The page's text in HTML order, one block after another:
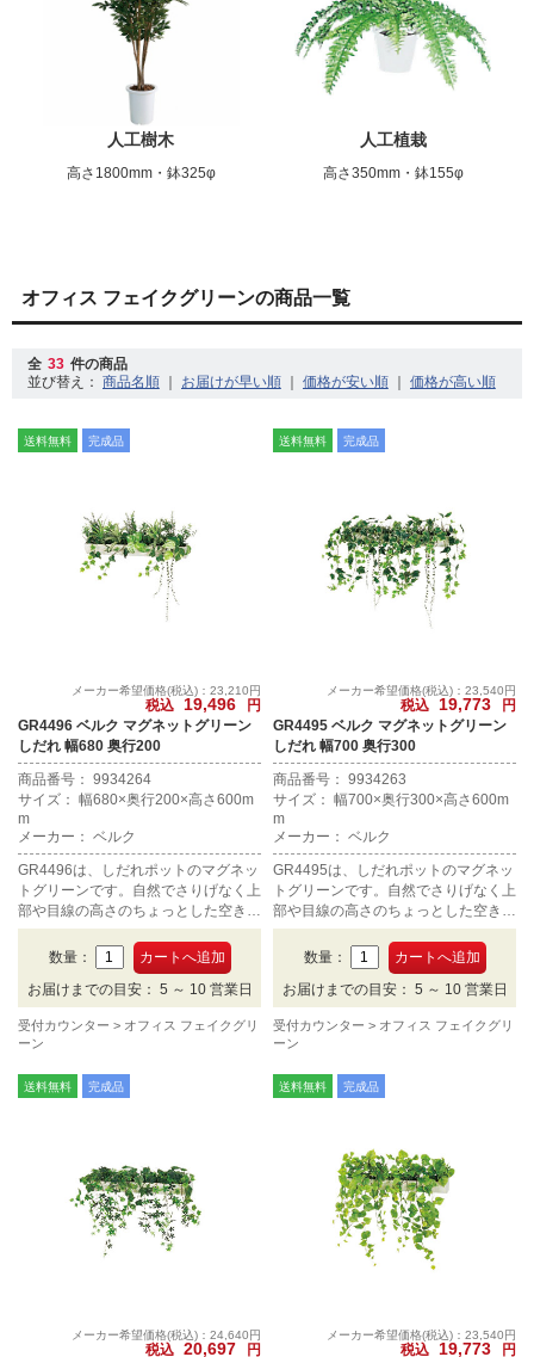
人工樹木
高さ1800mm・鉢325φ
人工植栽
高さ350mm・鉢155φ
オフィス フェイクグリーンの商品一覧
全 33 件の商品
並び替え：
｜ ｜ ｜
送料無料 完成品
メーカー希望価格(税込)：23,210円
税込 19,496
円
GR4496 ベルク マグネットグリーン
しだれ 幅680 奥行200
商品番号： 9934264
サイズ： 幅680×奥行200×高さ600m
m
メーカー： ベルク
GR4496は、しだれポットのマグネッ
トグリーンです。自然でさりげなく上
部や目線の高さのちょっとした空きス
ペースにおすすめです。
数量：
お届けまでの目安： 5 ～ 10 営業日
受付カウンター
オフィス フェイクグリ
ーン
送料無料 完成品
メーカー希望価格(税込)：23,540円
税込 19,773
円
GR4495 ベルク マグネットグリーン
しだれ 幅700 奥行300
商品番号： 9934263
サイズ： 幅700×奥行300×高さ600m
m
メーカー： ベルク
GR4495は、しだれポットのマグネッ
トグリーンです。自然でさりげなく上
部や目線の高さのちょっとした空きス
ペースにおすすめです。
数量：
お届けまでの目安： 5 ～ 10 営業日
受付カウンター
オフィス フェイクグリ
ーン
送料無料 完成品
メーカー希望価格(税込)：24,640円
税込 20,697 円
送料無料 完成品
メーカー希望価格(税込)：23,540円
税込 19,773 円